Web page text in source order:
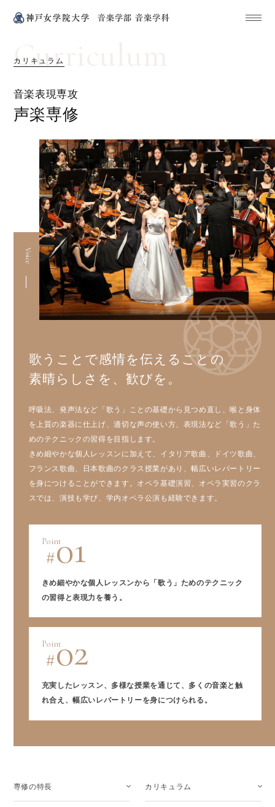
Curriculum
カリキュラム
音楽表現専攻
声楽専修
Voice
歌うことで感情を伝えることの
素晴らしさを、歓びを。
呼吸法、発声法など「歌う」ことの基礎から見つめ直し、喉と身体
を上質の楽器に仕上げ、適切な声の使い方、表現法など「歌う」た
めのテクニックの習得を目指します。
きめ細やかな個人レッスンに加えて、イタリア歌曲、ドイツ歌曲、
フランス歌曲、日本歌曲のクラス授業があり、幅広いレパートリー
を身につけることができます。オペラ基礎演習、オペラ実習のクラ
スでは、演技も学び、学内オペラ公演も経験できます。
Point01
きめ細やかな個人レッスンから「歌う」ためのテクニック
の習得と表現力を養う。
Point02
充実したレッスン、多様な授業を通じて、多くの音楽と触
れ合え、幅広いレパートリーを身につけられる。
専修の特長 カリキュラム